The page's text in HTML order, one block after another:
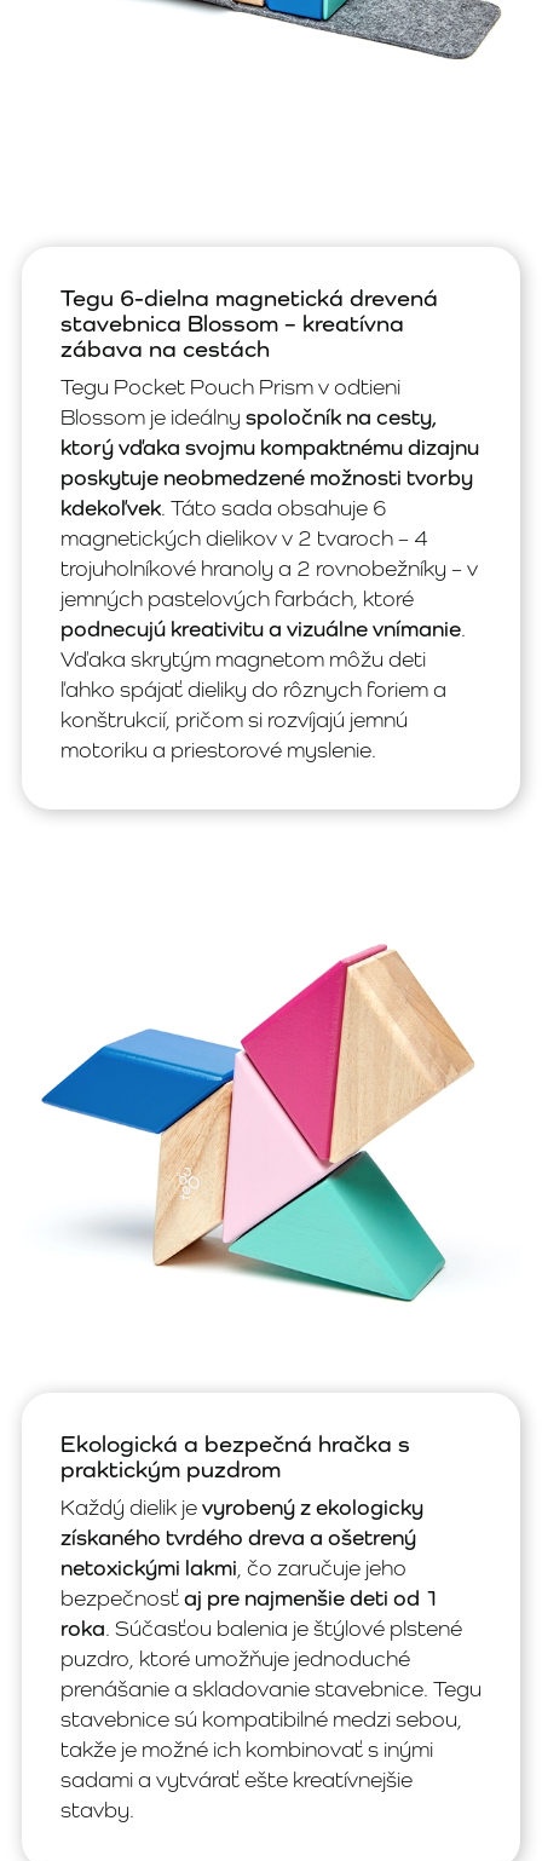
Tegu 6-dielna magnetická drevená
stavebnica Blossom – kreatívna
zábava na cestách
Tegu Pocket Pouch Prism v odtieni
Blossom je ideálny spoločník na cesty,
ktorý vďaka svojmu kompaktnému dizajnu
poskytuje neobmedzené možnosti tvorby
kdekoľvek. Táto sada obsahuje 6
magnetických dielikov v 2 tvaroch – 4
trojuholníkové hranoly a 2 rovnobežníky – v
jemných pastelových farbách, ktoré
podnecujú kreativitu a vizuálne vnímanie.
Vďaka skrytým magnetom môžu deti
ľahko spájať dieliky do rôznych foriem a
konštrukcií, pričom si rozvíjajú jemnú
motoriku a priestorové myslenie.
Ekologická a bezpečná hračka s
praktickým puzdrom
Každý dielik jevyrobený z ekologicky
získaného tvrdého dreva a ošetrený
netoxickými lakmi , čo zaručuje jeho
bezpečnosťaj pre najmenšie deti od 1
roka. Súčasťou balenia je štýlové plstené
puzdro, ktoré umožňuje jednoduché
prenášanie a skladovanie stavebnice. Tegu
stavebnice sú kompatibilné medzi sebou,
takže je možné ich kombinovať s inými
sadami a vytvárať ešte kreatívnejšie
stavby.